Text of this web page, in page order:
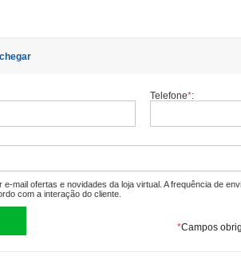
Telefone*:
e-mail ofertas e novidades da loja virtual. A frequência de
com a interação do cliente.
*Campos